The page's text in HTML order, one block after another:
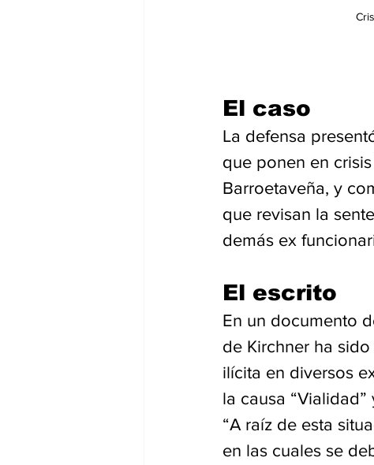
El caso
La defensa
que ponen en
Barroetaveña, y
que revisan la
demás ex
El escrito
En un documento
de Kirchner ha
ilícita en diversos
la causa “Vialidad”
“A raíz de esta
en las cuales se